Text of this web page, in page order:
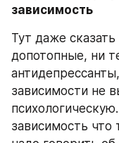
зависимость
Тут даже
допотопные, ни
зависимости не
зависимость что